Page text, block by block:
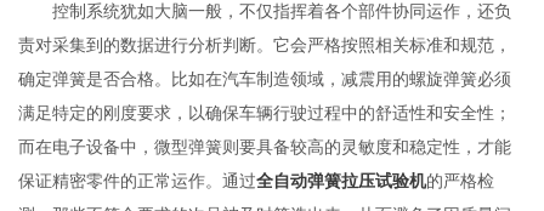
控制系统犹如大脑一般，不仅指挥着各个部件协同运作，还负
责对采集到的数据进行分析判断。它会严格按照相关标准和规范，
确定弹簧是否合格。比如在汽车制造领域，减震用的螺旋弹簧必须
满足特定的刚度要求，以确保车辆行驶过程中的舒适性和安全性；
而在电子设备中，微型弹簧则要具备较高的灵敏度和稳定性，才能
保证精密零件的正常运作。通过全自动弹簧拉压试验机的严格检